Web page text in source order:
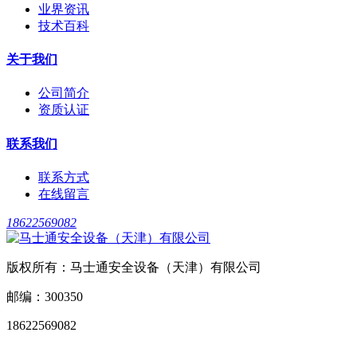
业界资讯
技术百科
关于我们
公司简介
资质认证
联系我们
联系方式
在线留言
18622569082
版权所有：马士通安全设备（天津）有限公司
邮编：300350
18622569082